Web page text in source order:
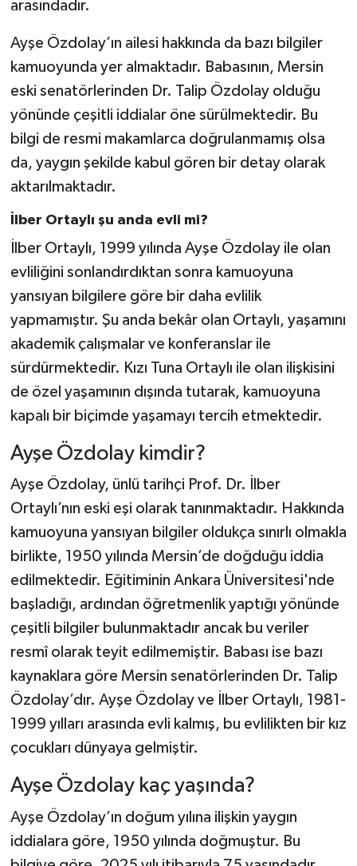
arasındadır.
Ayşe Özdolay’ın ailesi hakkında da bazı bilgiler
kamuoyunda yer almaktadır. Babasının, Mersin
eski senatörlerinden Dr. Talip Özdolay olduğu
yönünde çeşitli iddialar öne sürülmektedir. Bu
bilgi de resmi makamlarca doğrulanmamış olsa
da, yaygın şekilde kabul gören bir detay olarak
aktarılmaktadır.
İlber Ortaylı şu anda evli mi?
İlber Ortaylı, 1999 yılında Ayşe Özdolay ile olan
evliliğini sonlandırdıktan sonra kamuoyuna
yansıyan bilgilere göre bir daha evlilik
yapmamıştır. Şu anda bekâr olan Ortaylı, yaşamını
akademik çalışmalar ve konferanslar ile
sürdürmektedir. Kızı Tuna Ortaylı ile olan ilişkisini
de özel yaşamının dışında tutarak, kamuoyuna
kapalı bir biçimde yaşamayı tercih etmektedir.
Ayşe Özdolay kimdir?
Ayşe Özdolay, ünlü tarihçi Prof. Dr. İlber
Ortaylı’nın eski eşi olarak tanınmaktadır. Hakkında
kamuoyuna yansıyan bilgiler oldukça sınırlı olmakla
birlikte, 1950 yılında Mersin’de doğduğu iddia
edilmektedir. Eğitiminin Ankara Üniversitesi'nde
başladığı, ardından öğretmenlik yaptığı yönünde
çeşitli bilgiler bulunmaktadır ancak bu veriler
resmî olarak teyit edilmemiştir. Babası ise bazı
kaynaklara göre Mersin senatörlerinden Dr. Talip
Özdolay’dır. Ayşe Özdolay ve İlber Ortaylı, 1981-
1999 yılları arasında evli kalmış, bu evlilikten bir kız
çocukları dünyaya gelmiştir.
Ayşe Özdolay kaç yaşında?
Ayşe Özdolay’ın doğum yılına ilişkin yaygın
iddialara göre, 1950 yılında doğmuştur. Bu